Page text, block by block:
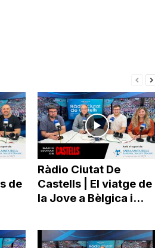
de
Ràdio Ciutat De
Castells | El viatge de
la Jove a Bèlgica i...